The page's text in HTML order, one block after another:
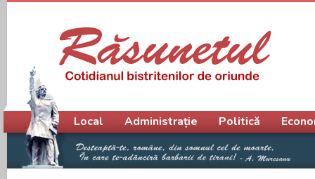
Meniu principal
Local Administrație Politică